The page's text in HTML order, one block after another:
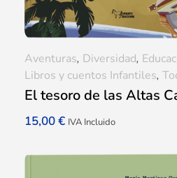
El tesoro de las Altas
15,00€ IVA Incluido
Aventuras, Diversidad,
Libros y cuentos Infantiles,